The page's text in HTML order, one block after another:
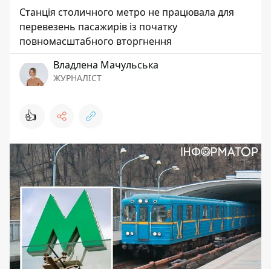
Станція столичного метро не працювала для
перевезень пасажирів із початку
повномасштабного вторгнення
Владлена Мачульська
ЖУРНАЛІСТ
👍